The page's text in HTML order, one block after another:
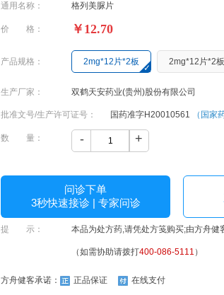
通用名称： 格列美脲片
价 格： ￥12.70
产品规格： 2mg*12片*2板 2mg*12片*2板
生产厂家： 双鹤天安药业(贵州)股份有限公司
批准文号/生产许可证号： 国药准字H20010561 （国家
数 量： - +
问诊下单
3秒快速接诊 | 专家问诊
提 示： 本品为处方药,请凭处方笺购买;由方舟健
（如需协助请拨打400-086-5111 ）
方舟健客承诺： 正品保证 在线支付